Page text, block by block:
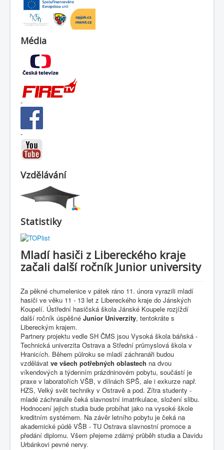
Média
-
-
Vzdělávání
Statistiky
Mladí hasiči z Libereckého kraje
začali další ročník Junior university
Za pěkné chumelenice v pátek ráno 11. února vyrazili mladí
hasiči ve věku 11 - 13 let z Libereckého kraje do Jánských
Koupelí. Ústřední hasičská škola Jánské Koupele rozjíždí
další ročník úspěšné Junior Univerzity, tentokráte s
Libereckým krajem.
Partnery projektu vedle SH ČMS jsou Vysoká škola báňská -
Technická univerzita Ostrava a Střední průmyslová škola v
Hranicích. Během půlroku se mladí záchranáři budou
vzdělávat ve všech potřebných oblastech na dvou
víkendových a týdenním prázdninovém pobytu, součástí je
praxe v laboratořích VŠB, v dílnách SPŠ, ale i exkurze např.
HZS, Velký svět techniky v Ostravě a pod. Zítra studenty -
mladé záchranáře čeká slavnostní imatrikulace, složení slibu.
Hodnocení jejich studia bude probíhat jako na vysoké škole
kreditním systémem. Na závěr letního pobytu je čeká na
akademické půdě VŠB - TU Ostrava slavnostní promoce a
předání diplomu. Všem přejeme zdárný průběh studia a Davidu
Urbánkovi pevné nervy.